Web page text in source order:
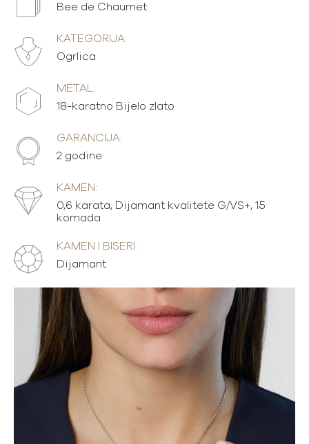
Bee de Chaumet
KATEGORIJA:
Ogrlica
METAL:
18-karatno Bijelo zlato
GARANCIJA:
2 godine
KAMEN:
0,6 karata, Dijamant kvalitete G/VS+, 15
komada
KAMEN I BISERI:
Dijamant